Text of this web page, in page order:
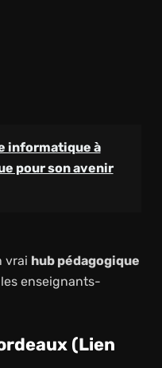
informatique à
pour son avenir
vrai hub pédagogique
enseignants-
(lien